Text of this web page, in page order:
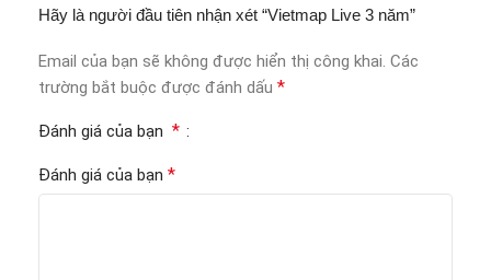
Hãy là người đầu tiên nhận xét “Vietmap Live 3 năm”
Email của bạn sẽ không được hiển thị công khai. Các
trường bắt buộc được đánh dấu *
Đánh giá của bạn *
Đánh giá của bạn *